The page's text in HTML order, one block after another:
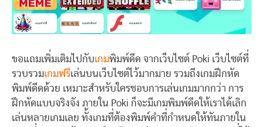
ขอแถมเพิ่มเติมไปกับเกมพิมพ์ดีด จากเว็บไซต์ Poki เว็บไซต์ที่
รวบรวมเกมฟรีเล่นบนเว็บไซต์ไว้มากมาย รวมถึงเกมฝึกหัด
พิมพ์ดีดด้วย เหมาะสำหรับใครชอบการเล่นเกมมากกว่า การ
ฝึกหัดแบบจริงจัง ภายใน Poki ก็จะมีเกมพิมพ์ดีดให้เราได้เลิก
เล่นหลายเกมเลย ทั้งเกมที่ต้องพิมพ์คำที่กำหนดให้ทันภายใน